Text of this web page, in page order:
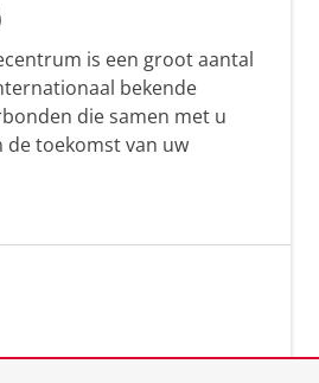
is een groot aantal
bekende
die samen met u
de toekomst van uw